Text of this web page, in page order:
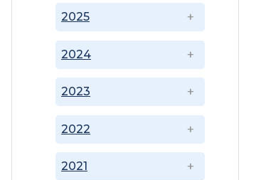
2021
2022
2023
2024
2025